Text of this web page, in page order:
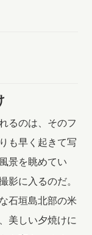
るのは、そのフ
も早く起きて写
景を眺めてい
影に入るのだ。
石垣島北部の米
美しい夕焼けに